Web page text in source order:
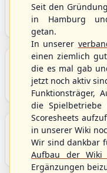
Grundlagen
und Baseball5.
Berichte und
Aktuelle
dem S/HBV,
Aktuelle und
Übersicht aller
Baseball,
Seit den
in Hamburg
getan.
In unserer
einen ziemlich
die es mal gab
jetzt noch aktiv
Funktionsträger,
die
Scoresheets
in unserer Wiki
Wir sind dankbar
Aufbau der Wiki
Ergänzungen